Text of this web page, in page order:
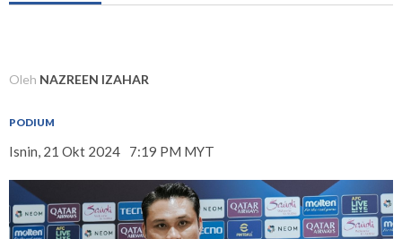
Oleh NAZREEN IZAHAR
PODIUM
Isnin, 21 Okt 2024 7:19 PM MYT